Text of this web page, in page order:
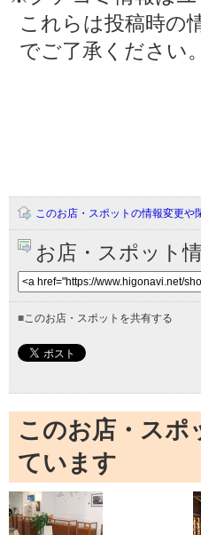
これらは投稿時の
でご了承ください。
このお店・スポットの情報変更や
お店・スポット
■このお店・スポットを共有する
このお店・スポ
ています